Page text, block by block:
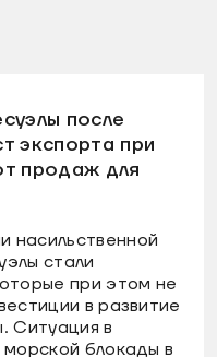
после
экспорта при
продаж для
насильственной
стали
при этом не
в развитие
Ситуация в
блокады в